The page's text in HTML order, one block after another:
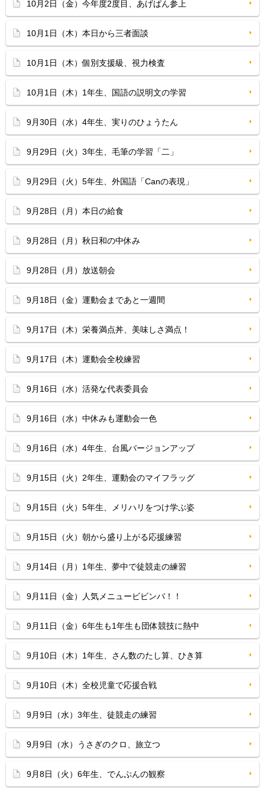
10月2日（金）今年度2度目、あげぱん参上
10月1日（木）本日から三者面談
10月1日（木）個別支援級、視力検査
10月1日（木）1年生、国語の説明文の学習
9月30日（水）4年生、実りのひょうたん
9月29日（火）3年生、毛筆の学習「二」
9月29日（火）5年生、外国語「Canの表現」
9月28日（月）本日の給食
9月28日（月）秋日和の中休み
9月28日（月）放送朝会
9月18日（金）運動会まであと一週間
9月17日（木）栄養満点丼、美味しさ満点！
9月17日（木）運動会全校練習
9月16日（水）活発な代表委員会
9月16日（水）中休みも運動会一色
9月16日（水）4年生、台風バージョンアップ
9月15日（火）2年生、運動会のマイフラッグ
9月15日（火）5年生、メリハリをつけ学ぶ姿
9月15日（火）朝から盛り上がる応援練習
9月14日（月）1年生、夢中で徒競走の練習
9月11日（金）人気メニュービビンバ！！
9月11日（金）6年生も1年生も団体競技に熱中
9月10日（木）1年生、さん数のたし算、ひき算
9月10日（木）全校児童で応援合戦
9月9日（水）3年生、徒競走の練習
9月9日（水）うさぎのクロ、旅立つ
9月8日（火）6年生、でんぷんの観察